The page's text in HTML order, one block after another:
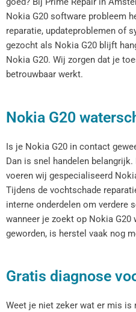
Nokia G20 software probleem
reparatie, updateproblemen of
gezocht als Nokia G20 blijft
Nokia G20. Wij zorgen dat je
betrouwbaar werkt.
Nokia G20
Is je Nokia G20 in contact
Dan is snel handelen
voeren wij gespecialiseerd
Tijdens de vochtschade
interne onderdelen om verdere
wanneer je zoekt op Nokia
geworden, is herstel vaak nog
Gratis diagnose
Weet je niet zeker wat er mis is